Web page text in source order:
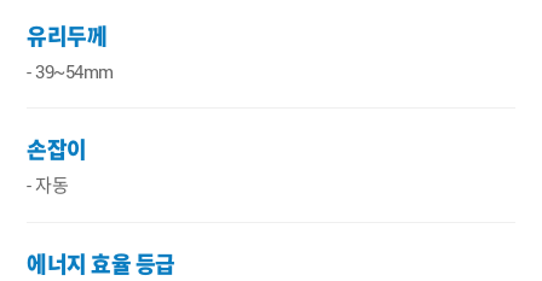
유리두께
-39~54mm
손잡이
- 자동
에너지 효율 등급